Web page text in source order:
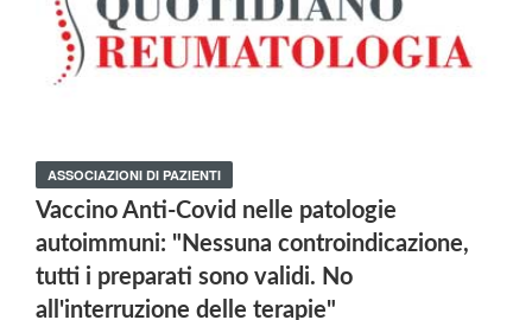
ASSOCIAZIONI DI PAZIENTI
Vaccino Anti-Covid nelle patologie
autoimmuni: "Nessuna controindicazione,
tutti i preparati sono validi. No
all'interruzione delle terapie"